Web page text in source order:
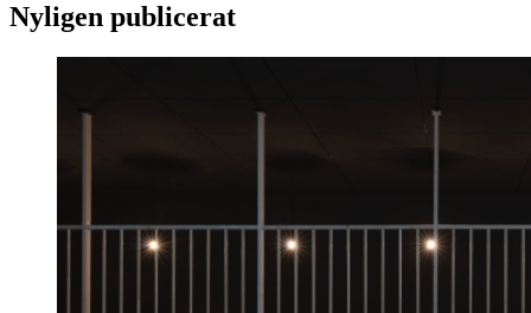
Nyligen publicerat